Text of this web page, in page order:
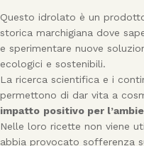
Questo idrolato è un
storica marchigiana dove
e sperimentare nuove
ecologici e sostenibili.
La ricerca scientifica e i
permettono di dar vita a
impatto positivo per
Nelle loro ricette non viene
abbia provocato sofferenza